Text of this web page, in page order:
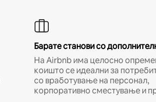
Барате станови со
На Airbnb има целосно
коишто се идеални за
со вработување на персонал,
корпоративно сместување и